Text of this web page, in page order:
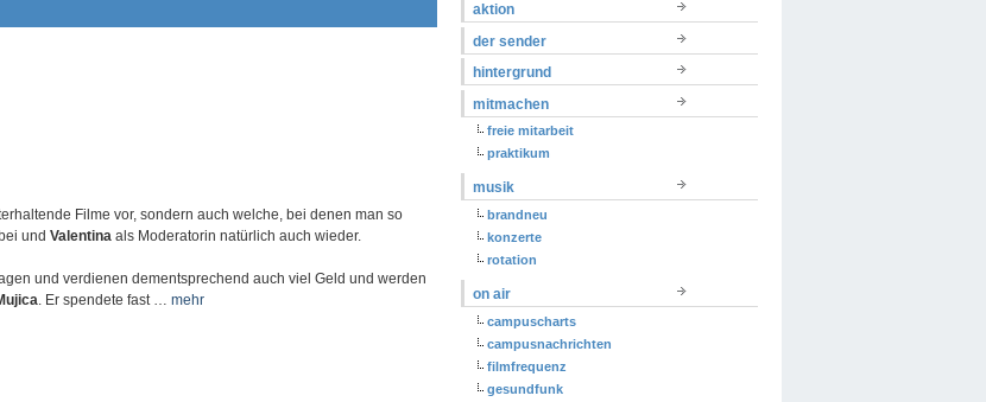
Filme vor, sondern auch welche, bei denen man so
und Valentina als Moderatorin natürlich auch wieder.
und verdienen dementsprechend auch viel Geld und werden
. Er spendete fast … mehr
aktion
der sender
hintergrund
mitmachen
freie mitarbeit
praktikum
musik
brandneu
konzerte
rotation
on air
campuscharts
campusnachrichten
filmfrequenz
gesundfunk